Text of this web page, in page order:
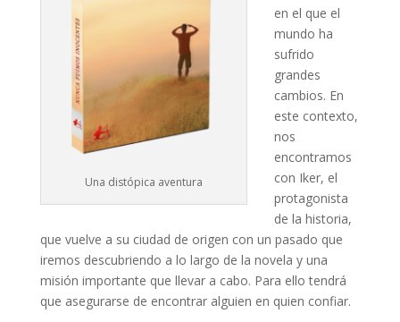
Una distópica aventura
en el que el
mundo ha
sufrido
grandes
cambios. En
este contexto,
nos
encontramos
con Iker, el
protagonista
de la historia,
que vuelve a su ciudad de origen con un pasado que
iremos descubriendo a lo largo de la novela y una
misión importante que llevar a cabo. Para ello tendrá
que asegurarse de encontrar alguien en quien confiar.